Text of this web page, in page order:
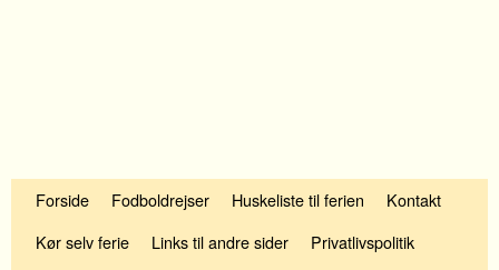
Forside Fodboldrejser Huskeliste til ferien
Kontakt
Kør selv ferie
Links til andre sider
Privatlivspolitik